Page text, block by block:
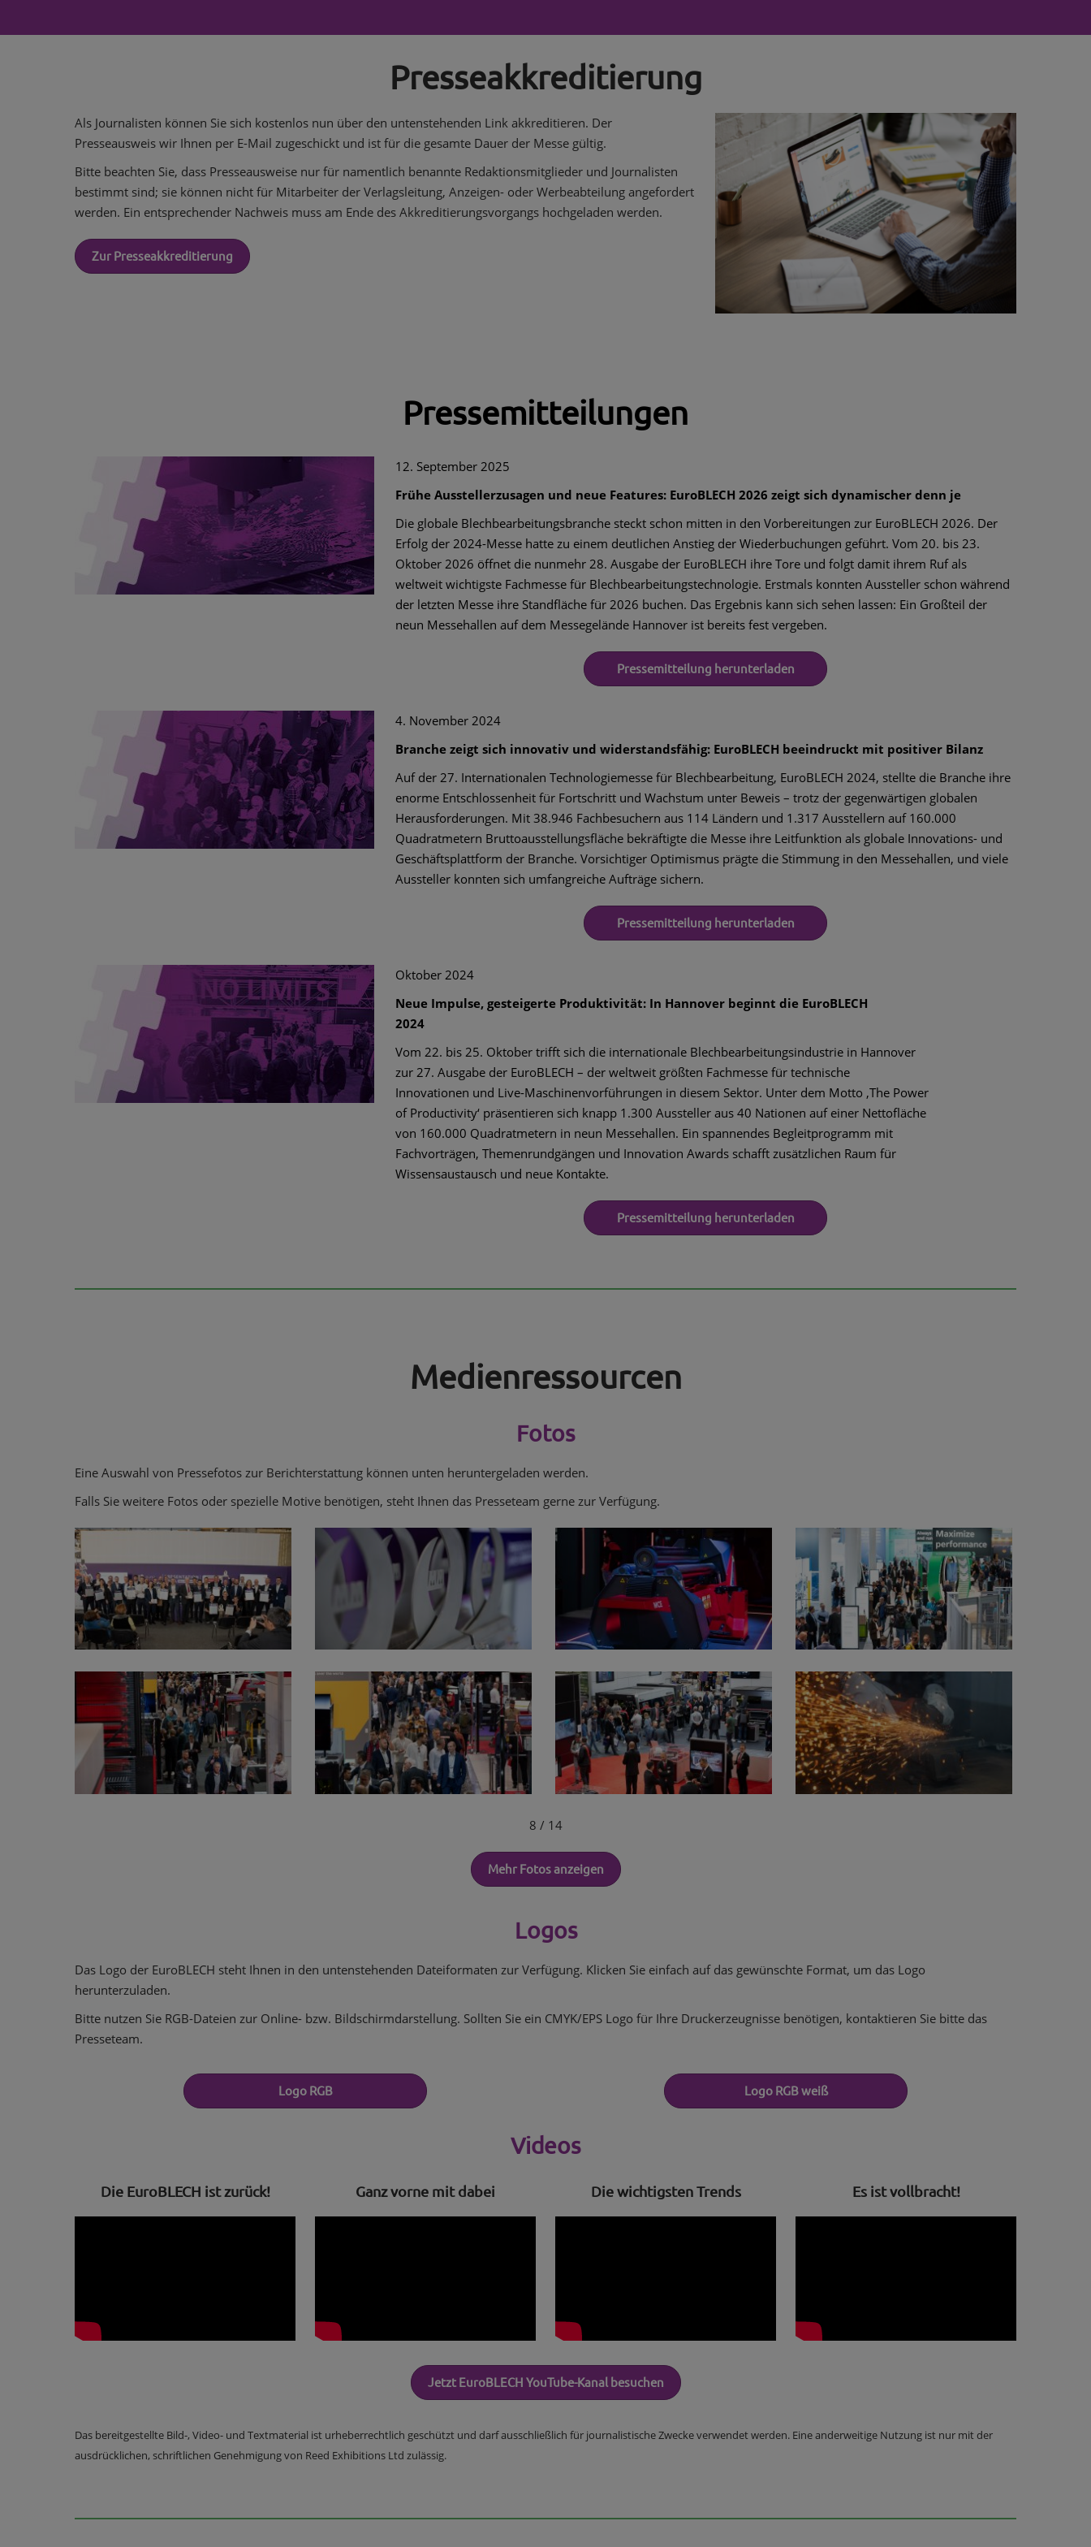
Presseakkreditierung
Als Journalisten können Sie sich kostenlos nun über den untenstehenden Link akkreditieren. Der
Presseausweis wir Ihnen per E-Mail zugeschickt und ist für die gesamte Dauer der Messe gültig.
Bitte beachten Sie, dass Presseausweise nur für namentlich benannte Redaktionsmitglieder und Journalisten
bestimmt sind; sie können nicht für Mitarbeiter der Verlagsleitung, Anzeigen- oder Werbeabteilung angefordert
werden. Ein entsprechender Nachweis muss am Ende des Akkreditierungsvorgangs hochgeladen werden.
Zur Presseakkreditierung
Pressemitteilungen
12. September 2025
Frühe Ausstellerzusagen und neue Features: EuroBLECH 2026 zeigt sich dynamischer denn je
Die globale Blechbearbeitungsbranche steckt schon mitten in den Vorbereitungen zur EuroBLECH 2026. Der
Erfolg der 2024-Messe hatte zu einem deutlichen Anstieg der Wiederbuchungen geführt. Vom 20. bis 23.
Oktober 2026 öffnet die nunmehr 28. Ausgabe der EuroBLECH ihre Tore und folgt damit ihrem Ruf als
weltweit wichtigste Fachmesse für Blechbearbeitungstechnologie. Erstmals konnten Aussteller schon während
der letzten Messe ihre Standfläche für 2026 buchen. Das Ergebnis kann sich sehen lassen: Ein Großteil der
neun Messehallen auf dem Messegelände Hannover ist bereits fest vergeben.
Pressemitteilung herunterladen
4. November 2024
Branche zeigt sich innovativ und widerstandsfähig: EuroBLECH beeindruckt mit positiver Bilanz
Auf der 27. Internationalen Technologiemesse für Blechbearbeitung, EuroBLECH 2024, stellte die Branche ihre
enorme Entschlossenheit für Fortschritt und Wachstum unter Beweis – trotz der gegenwärtigen globalen
Herausforderungen. Mit 38.946 Fachbesuchern aus 114 Ländern und 1.317 Ausstellern auf 160.000
Quadratmetern Bruttoausstellungsfläche bekräftigte die Messe ihre Leitfunktion als globale Innovations- und
Geschäftsplattform der Branche. Vorsichtiger Optimismus prägte die Stimmung in den Messehallen, und viele
Aussteller konnten sich umfangreiche Aufträge sichern.
Pressemitteilung herunterladen
Oktober 2024
Neue Impulse, gesteigerte Produktivität: In Hannover beginnt die EuroBLECH
2024
Vom 22. bis 25. Oktober trifft sich die internationale Blechbearbeitungsindustrie in Hannover
zur 27. Ausgabe der EuroBLECH – der weltweit größten Fachmesse für technische
Innovationen und Live-Maschinenvorführungen in diesem Sektor. Unter dem Motto ‚The Power
of Productivity‘ präsentieren sich knapp 1.300 Aussteller aus 40 Nationen auf einer Nettofläche
von 160.000 Quadratmetern in neun Messehallen. Ein spannendes Begleitprogramm mit
Fachvorträgen, Themenrundgängen und Innovation Awards schafft zusätzlichen Raum für
Wissensaustausch und neue Kontakte.
Pressemitteilung herunterladen
Medienressourcen
Fotos
Eine Auswahl von Pressefotos zur Berichterstattung können unten heruntergeladen werden.
Falls Sie weitere Fotos oder spezielle Motive benötigen, steht Ihnen das Presseteam gerne zur Verfügung.
8 / 14
Mehr Fotos anzeigen
Logos
Das Logo der EuroBLECH steht Ihnen in den untenstehenden Dateiformaten zur Verfügung. Klicken Sie einfach auf das gewünschte Format, um das Logo
herunterzuladen.
Bitte nutzen Sie RGB-Dateien zur Online- bzw. Bildschirmdarstellung. Sollten Sie ein CMYK/EPS Logo für Ihre Druckerzeugnisse benötigen, kontaktieren Sie bitte das
Presseteam.
Logo RGB Logo RGB weiß
Videos
Die EuroBLECH ist zurück! Ganz vorne mit dabei Die wichtigsten Trends Es ist vollbracht!
Jetzt EuroBLECH YouTube-Kanal besuchen
Das bereitgestellte Bild-, Video- und Textmaterial ist urheberrechtlich geschützt und darf ausschließlich für journalistische Zwecke verwendet werden. Eine anderweitige Nutzung ist nur mit der
ausdrücklichen, schriftlichen Genehmigung von Reed Exhibitions Ltd zulässig.